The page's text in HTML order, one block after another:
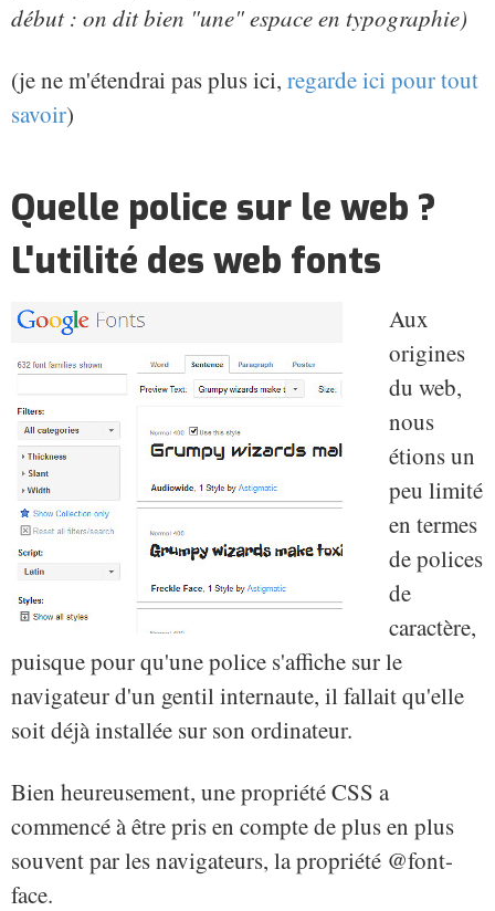
début : on dit bien "une" espace en typographie)
(je ne m'étendrai pas plus ici, regarde ici pour tout
savoir)
Quelle police sur le web ?
L'utilité des web fonts
Aux
origines
du web,
nous
étions un
peu limité
en termes
de polices
de
caractère,
puisque pour qu'une police s'affiche sur le
navigateur d'un gentil internaute, il fallait qu'elle
soit déjà installée sur son ordinateur.
Bien heureusement, une propriété CSS a
commencé à être pris en compte de plus en plus
souvent par les navigateurs, la propriété @font-
face.